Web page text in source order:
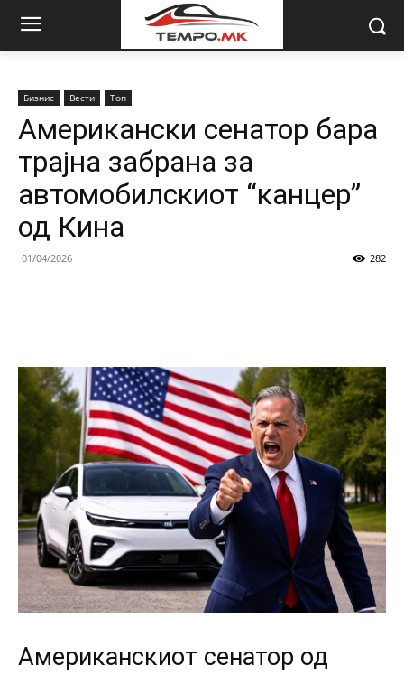
Бизнис Вести Топ
Aмерикански сенатор бара
трајна забрана за
автомобилскиот “канцер”
од Кина
01/04/2026 282
Американскиот сенатор од